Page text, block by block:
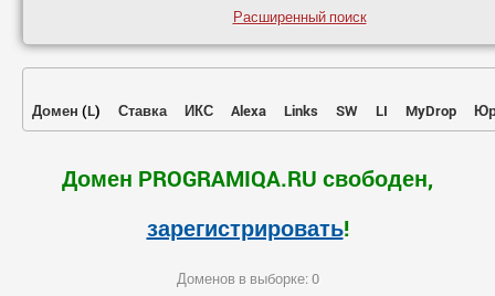
Расширенный поиск
Домен (L) Ставка ИКС Alexa Links SW LI MyDrop
Домен PROGRAMIQA.RU свободен,
зарегистрировать!
Доменов в выборке: 0